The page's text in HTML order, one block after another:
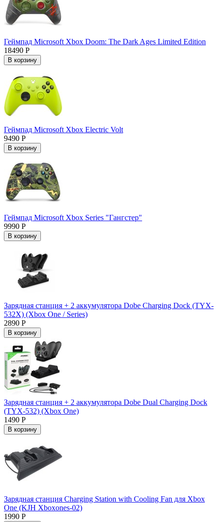
Геймпад Microsoft Xbox Doom: The Dark Ages Limited Edition
18490 Р
В корзину
Геймпад Microsoft Xbox Electric Volt
9490 Р
В корзину
Геймпад Microsoft Xbox Series "Гангстер"
9990 Р
В корзину
Зарядная станция + 2 аккумулятора Dobe Charging Dock (TYX-
532X) (Xbox One / Series)
2890 Р
В корзину
Зарядная станция + 2 аккумулятора Dobe Dual Charging Dock
(TYX-532) (Xbox One)
1490 Р
В корзину
Зарядная станция Charging Station with Cooling Fan для Xbox
One (KJH Xboxones-02)
1990 Р